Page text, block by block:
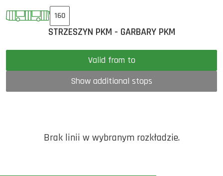
160
STRZESZYN PKM - GARBARY PKM
Valid from to
Show additional stops
Brak linii w wybranym rozkładzie.